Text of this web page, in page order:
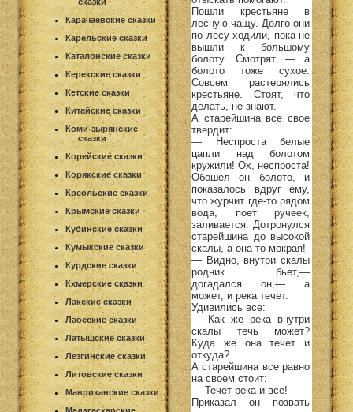
Карачаевские сказки
Карельские сказки
Каталонские сказки
Керекские сказки
Кетские сказки
Китайские сказки
Коми-зырянские
сказки
Корейские сказки
Корякские сказки
Креольские сказки
Крымские сказки
Кубинские сказки
Кумыкские сказки
Курдские сказки
Кхмерские сказки
Лакские сказки
Лаосские сказки
Латышские сказки
Лезгинские сказки
Литовские сказки
Мавриканские сказки
Пошли крестьяне в
лесную чащу. Долго они
по лесу ходили, пока не
вышли к большому
болоту. Смотрят — а
болото тоже сухое.
Совсем растерялись
крестьяне. Стоят, что
делать, не знают.
А старейшина все свое
твердит:
— Неспроста белые
цапли над болотом
кружили! Ох, неспроста!
Обошел он болото, и
показалось вдруг ему,
что журчит где-то рядом
вода, поет ручеек,
заливается. Дотронулся
старейшина до высокой
скалы, а она-то мокрая!
— Видно, внутри скалы
родник бьет,—
догадался он,— а
может, и река течет.
Удивились все:
— Как же река внутри
скалы течь может?
Куда же она течет и
откуда?
А старейшина все равно
на своем стоит:
— Течет река и все!
Приказал он позвать